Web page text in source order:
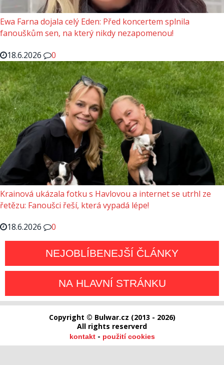
Ewa Farna dojala celý Eden: Před koncertem splnila
fanouškům sen, na který nikdy nezapomenou!
18.6.2026
0
Krainová ukázala fotku s Havlovou a internet se utrhl ze
řetězu: Fanoušci řeší, která vypadá lépe!
18.6.2026
0
NEJOBLÍBENEJŠÍ ČLÁNKY
NA HLAVNÍ STRÁNKU
Copyright © Bulwar.cz (2013 - 2026)
All rights reserverd
kontakt- použití cookies